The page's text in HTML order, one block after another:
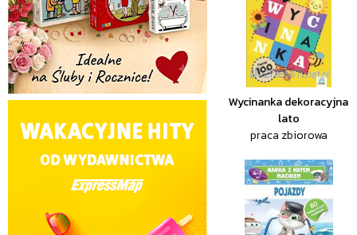
Wycinanka dekoracyjna
lato
praca zbiorowa